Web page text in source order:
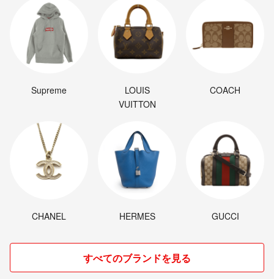
Supreme
LOUIS
VUITTON
COACH
CHANEL HERMES GUCCI
すべてのブランドを見る